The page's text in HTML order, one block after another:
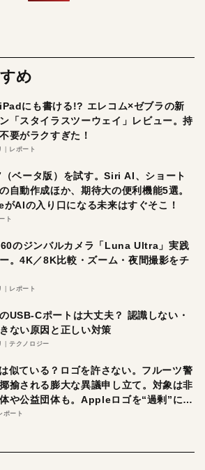
め
にも書ける!? エレコム×ゼブラの新
「スタイラスツーウェイ」レビュー。持
要がラクすぎた！
レポート
ベータ版）を試す。Siri AI、ショート
自動作成ほか、期待大の便利機能5選。
AIの入り口になる未来はすぐそこ！
ト
のジンバルカメラ「Luna Ultra」実践
。4K／8K比較・ズーム・夜間撮影をチ
レポート
USB-Cポートは大丈夫？ 認識しない・
ない原因と正しい対策
テクノロジー
似ている？ロゴを許さない。フルーツ警
揄される膨大な異議申し立て。対象は非
や公益団体も。Appleロゴを“過剰”に守
は
ポート